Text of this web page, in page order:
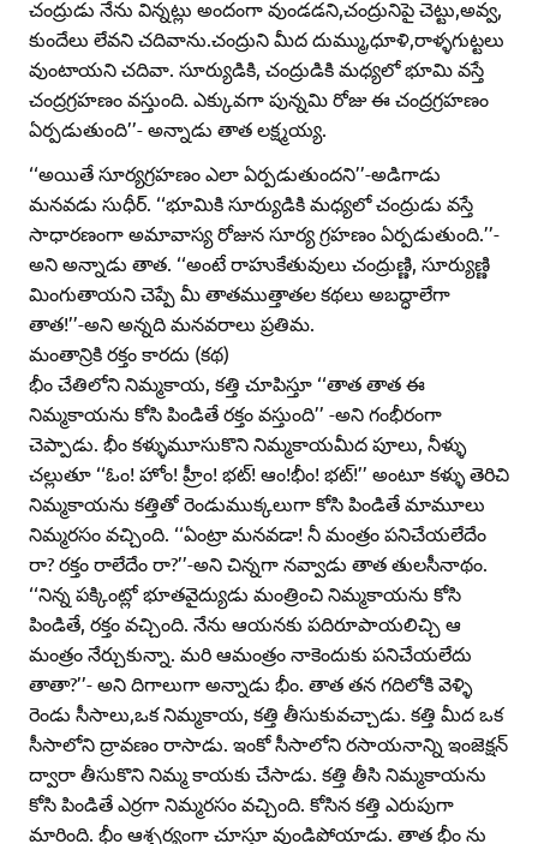
చంద్రుడు నేను విన్నట్లు అందంగా వుండడని,చంద్రునిపై చెట్టు,అవ్వ,
కుందేలు లేవని చదివాను.చంద్రుని మీద దుమ్ము,ధూళి,రాళ్ళగుట్టలు
వుంటాయని చదివా. సూర్యుడికి, చంద్రుడికి మధ్యలో భూమి వస్తే
చంద్రగ్రహణం వస్తుంది. ఎక్కువగా పున్నమి రోజు ఈ చంద్రగ్రహణం
ఏర్పడుతుంది’’- అన్నాడు తాత లక్ష్మయ్య.
‘‘అయితే సూర్యగ్రహణం ఎలా ఏర్పడుతుందని’’-అడిగాడు
మనవడు సుధీర్‌. ‘‘భూమికి సూర్యుడికి మధ్యలో చంద్రుడు వస్తే
సాధారణంగా అమావాస్య రోజున సూర్య గ్రహణం ఏర్పడుతుంది.’’-
అని అన్నాడు తాత. ‘‘అంటే రాహుకేతువులు చంద్రుణ్ణి, సూర్యుణ్ణి
మింగుతాయని చెప్పే మీ తాతముత్తాతల కథలు అబద్ధాలేగా
తాత!’’-అని అన్నది మనవరాలు ప్రతిమ.
మంతాన్రికి రక్తం కారదు (కథ)
భీం చేతిలోని నిమ్మకాయ, కత్తి చూపిస్తూ ‘‘తాత తాత ఈ
నిమ్మకాయను కోసి పిండితే రక్తం వస్తుంది’’ -అని గంభీరంగా
చెప్పాడు. భీం కళ్ళుమూసుకొని నిమ్మకాయమీద పూలు, నీళ్ళు
చల్లుతూ ‘‘ఓం! హోం! హ్రీం! భట్‌! ఆం!భీం! భట్‌!’’ అంటూ కళ్ళు తెరిచి
నిమ్మకాయను కత్తితో రెండుముక్కలుగా కోసి పిండితే మామూలు
నిమ్మరసం వచ్చింది. ‘‘ఏంట్రా మనవడా! నీ మంత్రం పనిచేయలేదేం
రా? రక్తం రాలేదేం రా?’’-అని చిన్నగా నవ్వాడు తాత తులసీనాథం.
‘‘నిన్న పక్కింట్లో భూతవైద్యుడు మంత్రించి నిమ్మకాయను కోసి
పిండితే, రక్తం వచ్చింది. నేను ఆయనకు పదిరూపాయలిచ్చి ఆ
మంత్రం నేర్చుకున్నా. మరి ఆమంత్రం నాకెందుకు పనిచేయలేదు
తాతా?’’- అని దిగాలుగా అన్నాడు భీం. తాత తన గదిలోకి వెళ్ళి
రెండు సీసాలు,ఒక నిమ్మకాయ, కత్తి తీసుకువచ్చాడు. కత్తి మీద ఒక
సీసాలోని ద్రావణం రాసాడు. ఇంకో సీసాలోని రసాయనాన్ని ఇంజెక్షన్‌
ద్వారా తీసుకొని నిమ్మ కాయకు చేసాడు. కత్తి తీసి నిమ్మకాయను
కోసి పిండితే ఎర్రగా నిమ్మరసం వచ్చింది. కోసిన కత్తి ఎరుపుగా
మారింది. భీం ఆశ్చర్యంగా చూస్తూ వుండిపోయాడు. తాత భీం ను